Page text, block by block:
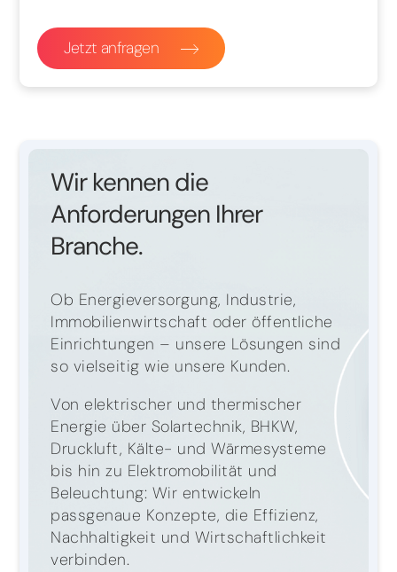
Jetzt anfragen
Wir kennen die
Anforderungen Ihrer
Branche.
Ob Energieversorgung, Industrie,
Immobilienwirtschaft oder öffentliche
Einrichtungen – unsere Lösungen sind
so vielseitig wie unsere Kunden.
Von elektrischer und thermischer
Energie über Solartechnik, BHKW,
Druckluft, Kälte- und Wärmesysteme
bis hin zu Elektromobilität und
Beleuchtung: Wir entwickeln
passgenaue Konzepte, die Effizienz,
Nachhaltigkeit und Wirtschaftlichkeit
verbinden.